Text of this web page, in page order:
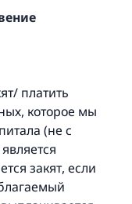
платить
которое мы
(не с
закят, если